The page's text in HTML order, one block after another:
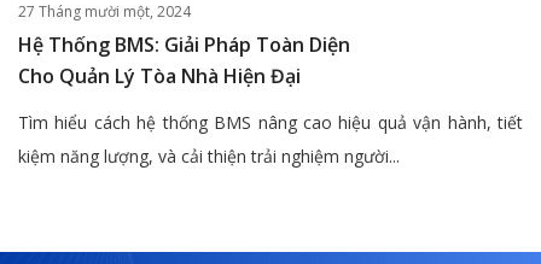
27 Tháng mười một, 2024
Hệ Thống BMS: Giải Pháp Toàn Diện
Cho Quản Lý Tòa Nhà Hiện Đại
Tìm hiểu cách hệ thống BMS nâng cao hiệu quả vận hành, tiết
kiệm năng lượng, và cải thiện trải nghiệm người...